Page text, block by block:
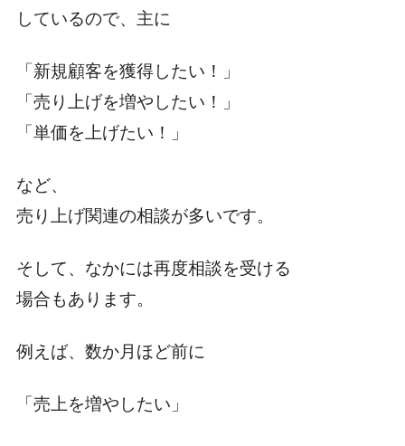
しているので、主に
「新規顧客を獲得したい！」
「売り上げを増やしたい！」
「単価を上げたい！」
など、
売り上げ関連の相談が多いです。
そして、なかには再度相談を受ける
場合もあります。
例えば、数か月ほど前に
「売上を増やしたい」